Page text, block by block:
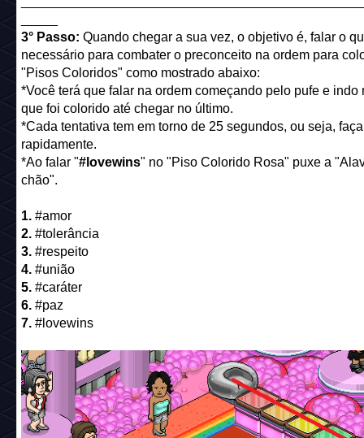
3° Passo: Quando chegar a sua vez, o objetivo é, falar o
necessário para combater o preconceito na ordem para
"Pisos Coloridos" como mostrado abaixo:
*Você terá que falar na ordem começando pelo pufe e indo
que foi colorido até chegar no último.
*Cada tentativa tem em torno de 25 segundos, ou seja, faça
rapidamente.
*Ao falar "#lovewins" no "Piso Colorido Rosa" puxe a
chão".
1. #amor
2. #tolerância
3. #respeito
4. #união
5. #caráter
6. #paz
7. #lovewins